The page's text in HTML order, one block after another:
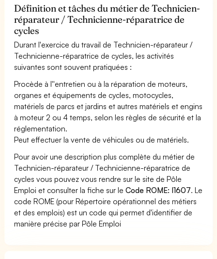
Définition et tâches du métier de Technicien-
réparateur / Technicienne-réparatrice de
cycles
Durant l'exercice du travail de Technicien-réparateur /
Technicienne-réparatrice de cycles, les activités
suivantes sont souvent pratiquées :
Procède à l''entretien ou à la réparation de moteurs,
organes et équipements de cycles, motocycles,
matériels de parcs et jardins et autres matériels et engins
à moteur 2 ou 4 temps, selon les règles de sécurité et la
réglementation.
Peut effectuer la vente de véhicules ou de matériels.
Pour avoir une description plus complète du métier de
Technicien-réparateur / Technicienne-réparatrice de
cycles vous pouvez vous rendre sur le site de Pôle
Emploi et consulter la fiche sur leCode ROME: I1607. Le
code ROME (pour Répertoire opérationnel des métiers
et des emplois) est un code qui permet d'identifier de
manière précise par Pôle Emploi